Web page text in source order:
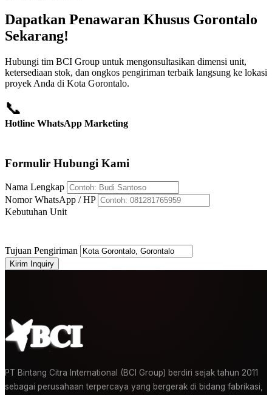
Dapatkan Penawaran Khusus Gorontalo
Sekarang!
Hubungi tim BCI Group untuk mengonsultasikan dimensi unit,
ketersediaan stok, dan ongkos pengiriman terbaik langsung ke lokasi
proyek Anda di Kota Gorontalo.
📞
Hotline WhatsApp Marketing
Formulir Hubungi Kami
Nama Lengkap
Nomor WhatsApp / HP
Kebutuhan Unit
Tujuan Pengiriman
Kirim Inquiry
PT Bintang Citra International (BCI Group) berdiri sejak tahun 2011
sebagai perusahaan terpercaya yang bergerak di bidang fabrikasi,